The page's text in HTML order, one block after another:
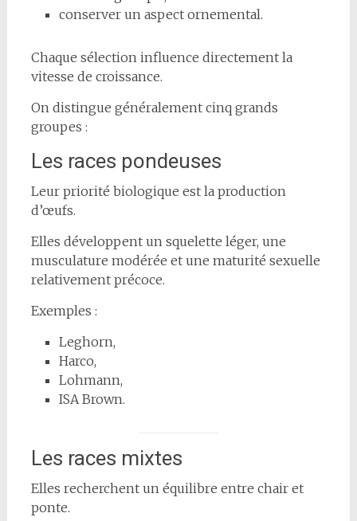
conserver un aspect ornemental.
Chaque sélection influence directement la
vitesse de croissance.
On distingue généralement cinq grands
groupes :
Les races pondeuses
Leur priorité biologique est la production
d’œufs.
Elles développent un squelette léger, une
musculature modérée et une maturité sexuelle
relativement précoce.
Exemples :
Leghorn,
Harco,
Lohmann,
ISA Brown.
Les races mixtes
Elles recherchent un équilibre entre chair et
ponte.